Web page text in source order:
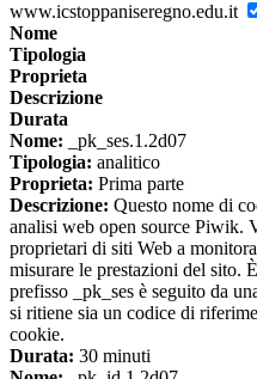
www.icstoppaniseregno.edu.it
Nome
Tipologia
Proprieta
Descrizione
Durata
Nome: _pk_ses.1.2d07
Tipologia: analitico
Proprieta: Prima parte
Descrizione: Questo nome di
analisi web open source Piwik.
proprietari di siti Web a
misurare le prestazioni del sito.
prefisso _pk_ses è seguito da
si ritiene sia un codice di
cookie.
Durata: 30 minuti